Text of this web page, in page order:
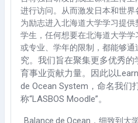
进行访问。从而激发日本和世界
为励志进入北海道大学学习提
学生，任何想要在北海道大学
或专业、学年的限制，都能够
究。我们旨在聚集更多优秀
育事业贡献力量。因此以
de Ocean System，命名我们
称“LASBOS Moodle”。
Balance de Ocean，细致到大